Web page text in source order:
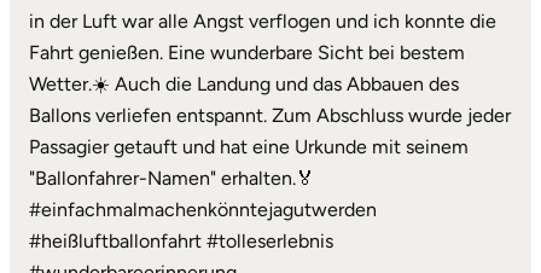
in der Luft war alle Angst verflogen und ich konnte die
Fahrt genießen. Eine wunderbare Sicht bei bestem
Wetter.☀️ Auch die Landung und das Abbauen des
Ballons verliefen entspannt. Zum Abschluss wurde jeder
Passagier getauft und hat eine Urkunde mit seinem
"Ballonfahrer-Namen" erhalten.🏅
#einfachmalmachenkönntejagutwerden
#heißluftballonfahrt #tolleserlebnis